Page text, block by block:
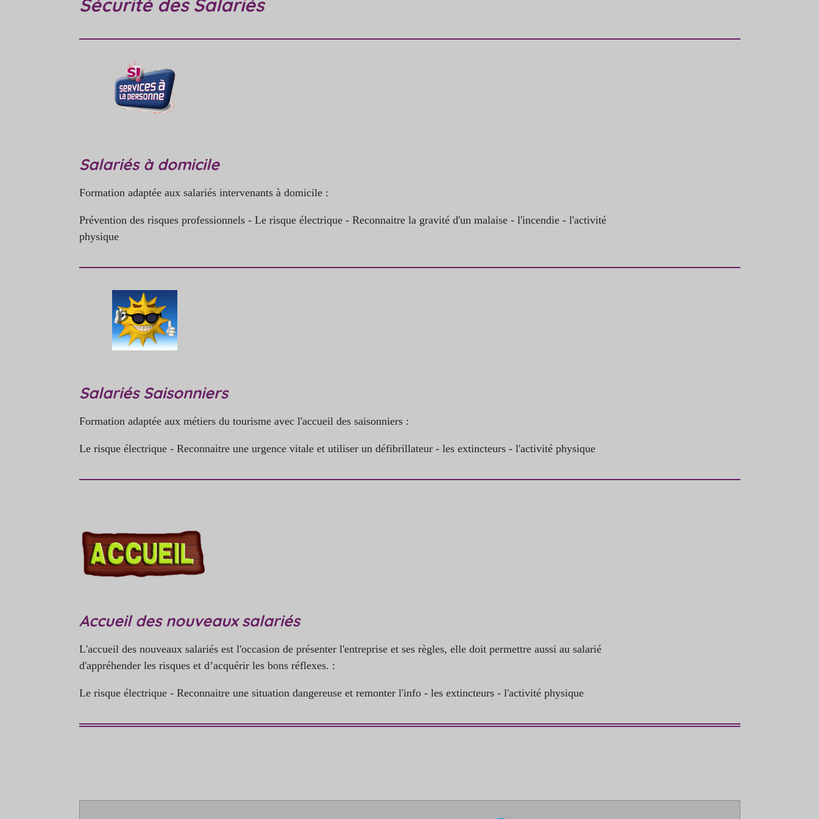
Salariés à domicile
Formation adaptée aux salariés intervenants à domicile :
Prévention des risques professionnels - Le risque électrique - Reconnaitre la gravité d'un malaise - l'incendie - l'activité
physique
Salariés Saisonniers
Formation adaptée aux métiers du tourisme avec l'accueil des saisonniers :
Le risque électrique - Reconnaitre une urgence vitale et utiliser un défibrillateur - les extincteurs - l'activité physique
Accueil des nouveaux salariés
L'accueil des nouveaux salariés est l'occasion de présenter l'entreprise et ses règles, elle doit permettre aussi au salarié
d'appréhender les risques et d’acquérir les bons réflexes. :
Le risque électrique - Reconnaitre une situation dangereuse et remonter l'info - les extincteurs - l'activité physique